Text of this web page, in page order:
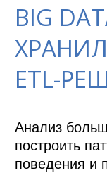
BIG
ETL-
Анализ
построить
поведения и